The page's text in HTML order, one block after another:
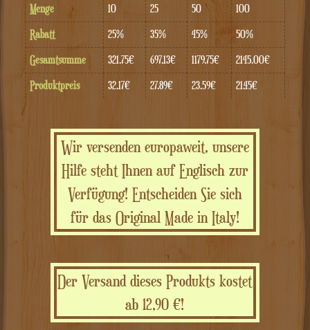
Menge 10 25 50
100
Rabatt
25% 35% 45%
50%
Gesamtsumme
321.75€ 697.13€ 1179.75€
2145.00€
Produktpreis
32.17€ 27.89€ 23.59€ 21.45€
Wir versenden europaweit, unsere
Hilfe steht Ihnen auf Englisch zur
Verfügung! Entscheiden Sie sich
für das Original Made in Italy!
Der Versand dieses Produkts kostet
ab 12,90 €!